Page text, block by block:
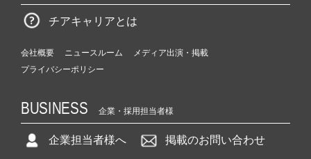
チアキャリアとは
会社概要 ニュースルーム
メディア出演・掲載
プライバシーポリシー
BUSINESS 企業・採用担当者様
企業担当者様へ 掲載のお問い合わせ